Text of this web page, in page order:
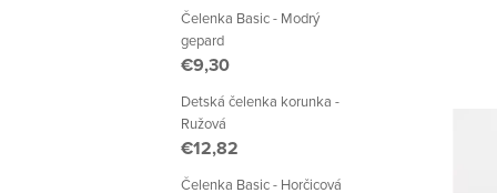
Čelenka Basic - Modrý
gepard
€9,30
Detská čelenka korunka -
Ružová
€12,82
Čelenka Basic - Horčicová